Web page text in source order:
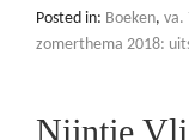
Posted in: Boeken, va.
zomerthema 2018:
Nijntje